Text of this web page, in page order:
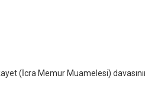
(İcra Memur Muamelesi)